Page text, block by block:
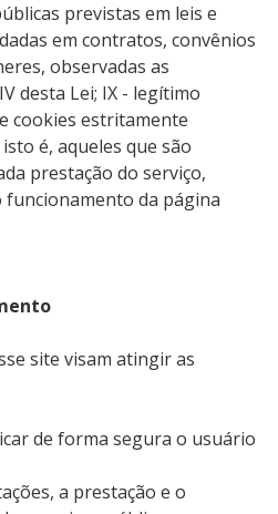
previstas em leis e
em contratos, convênios
observadas as
desta Lei; IX - legítimo
cookies estritamente
é, aqueles que são
prestação do serviço,
da página
site visam atingir as
de forma segura o usuário
a prestação e o